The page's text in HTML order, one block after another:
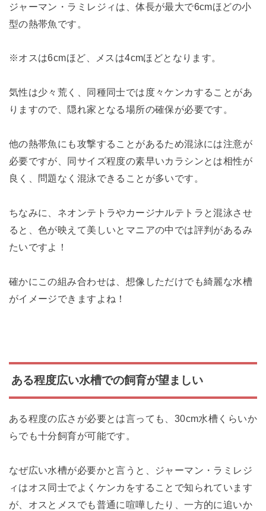
ジャーマン・ラミレジィは、体長が最大で6cmほどの小
型の熱帯魚です。
※オスは6cmほど、メスは4cmほどとなります。
気性は少々荒く、同種同士では度々ケンカすることがあ
りますので、隠れ家となる場所の確保が必要です。
他の熱帯魚にも攻撃することがあるため混泳には注意が
必要ですが、同サイズ程度の素早いカラシンとは相性が
良く、問題なく混泳できることが多いです。
ちなみに、ネオンテトラやカージナルテトラと混泳させ
ると、色が映えて美しいとマニアの中では評判があるみ
たいですよ！
確かにこの組み合わせは、想像しただけでも綺麗な水槽
がイメージできますよね！
ある程度広い水槽での飼育が望ましい
ある程度の広さが必要とは言っても、30cm水槽くらいか
らでも十分飼育が可能です。
なぜ広い水槽が必要かと言うと、ジャーマン・ラミレジ
ィはオス同士でよくケンカをすることで知られています
が、オスとメスでも普通に喧嘩したり、一方的に追いか